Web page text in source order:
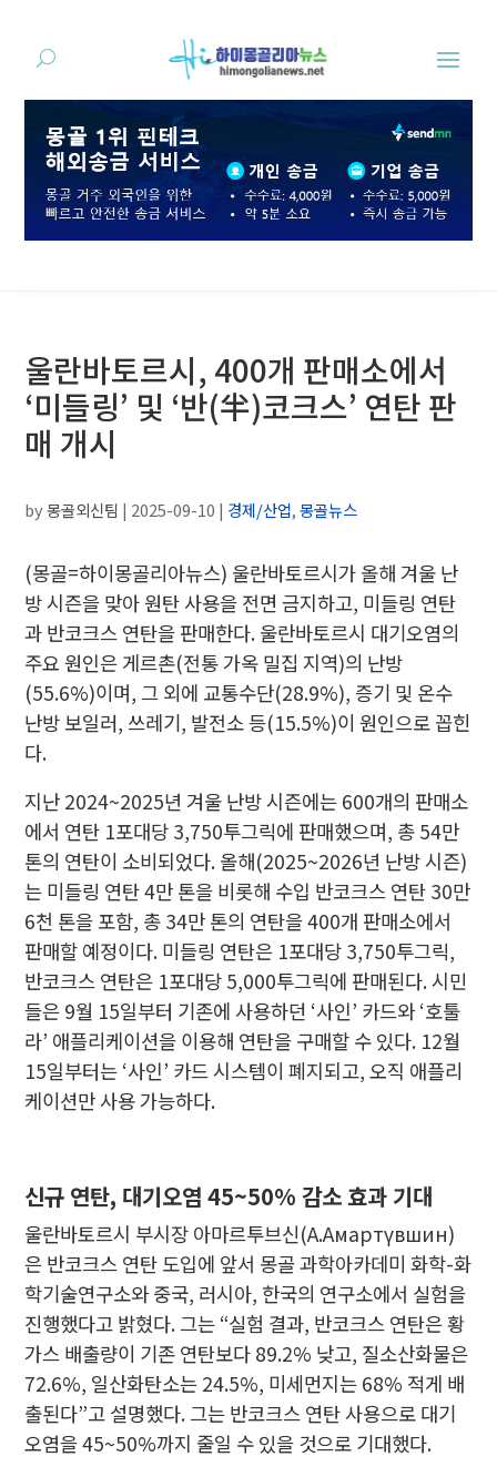
울란바토르시, 400개 판매소에서
‘미들링’ 및 ‘반(半)코크스’ 연탄 판
매 개시
by몽골외신팀 | 2025-09-10 | 경제/산업,몽골뉴스
(몽골=하이몽골리아뉴스) 울란바토르시가 올해 겨울 난
방 시즌을 맞아 원탄 사용을 전면 금지하고, 미들링 연탄
과 반코크스 연탄을 판매한다. 울란바토르시 대기오염의
주요 원인은 게르촌(전통 가옥 밀집 지역)의 난방
(55.6%)이며, 그 외에 교통수단(28.9%), 증기 및 온수
난방 보일러, 쓰레기, 발전소 등(15.5%)이 원인으로 꼽힌
다.
지난 2024~2025년 겨울 난방 시즌에는 600개의 판매소
에서 연탄 1포대당 3,750투그릭에 판매했으며, 총 54만
톤의 연탄이 소비되었다. 올해(2025~2026년 난방 시즌)
는 미들링 연탄 4만 톤을 비롯해 수입 반코크스 연탄 30만
6천 톤을 포함, 총 34만 톤의 연탄을 400개 판매소에서
판매할 예정이다. 미들링 연탄은 1포대당 3,750투그릭,
반코크스 연탄은 1포대당 5,000투그릭에 판매된다. 시민
들은 9월 15일부터 기존에 사용하던 ‘사인’ 카드와 ‘호툴
라’ 애플리케이션을 이용해 연탄을 구매할 수 있다. 12월
15일부터는 ‘사인’ 카드 시스템이 폐지되고, 오직 애플리
케이션만 사용 가능하다.
신규 연탄, 대기오염 45~50% 감소 효과 기대
울란바토르시 부시장 아마르투브신(А.Амартүвшин)
은 반코크스 연탄 도입에 앞서 몽골 과학아카데미 화학-화
학기술연구소와 중국, 러시아, 한국의 연구소에서 실험을
진행했다고 밝혔다. 그는 “실험 결과, 반코크스 연탄은 황
가스 배출량이 기존 연탄보다 89.2% 낮고, 질소산화물은
72.6%, 일산화탄소는 24.5%, 미세먼지는 68% 적게 배
출된다”고 설명했다. 그는 반코크스 연탄 사용으로 대기
오염을 45~50%까지 줄일 수 있을 것으로 기대했다.